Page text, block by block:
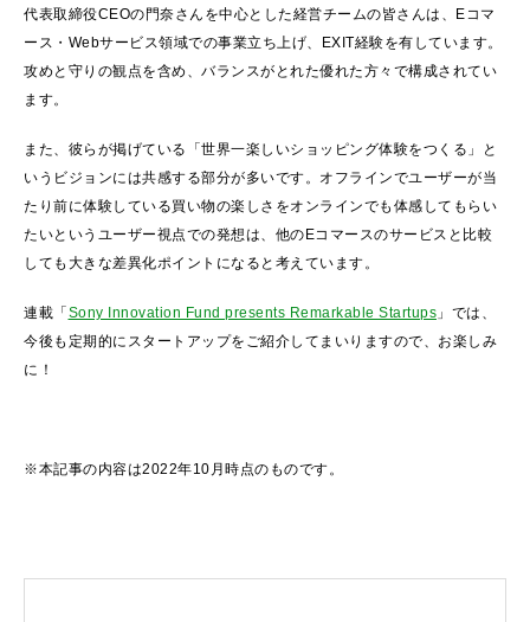
代表取締役CEOの門奈さんを中心とした経営チームの皆さんは、Eコマ
ース・Webサービス領域での事業立ち上げ、EXIT経験を有しています。
攻めと守りの観点を含め、バランスがとれた優れた方々で構成されてい
ます。
また、彼らが掲げている「世界一楽しいショッピング体験をつくる」と
いうビジョンには共感する部分が多いです。オフラインでユーザーが当
たり前に体験している買い物の楽しさをオンラインでも体感してもらい
たいというユーザー視点での発想は、他のEコマースのサービスと比較
しても大きな差異化ポイントになると考えています。
連載「 Sony Innovation Fund presents Remarkable Startups 」では、
今後も定期的にスタートアップをご紹介してまいりますので、お楽しみ
に！
※本記事の内容は2022年10月時点のものです。